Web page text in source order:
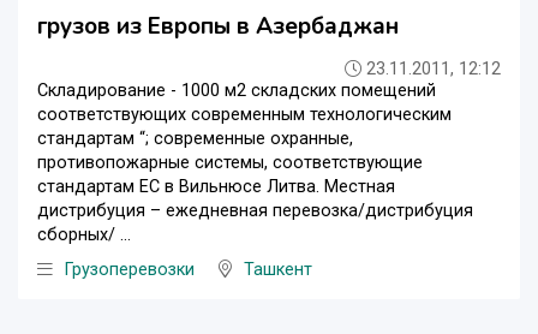
грузов из Европы в Aзербаджан
23.11.2011, 12:12
Складирование - 1000 м2 складских помещений
соответствующих современным технологическим
стандартам “; современные охранные,
противопожарные системы, соответствующие
стандартам ЕС в Вильнюсе Литва. Местная
дистрибуция – ежедневная перевозка/дистрибуция
сборных/ ...
Грузоперевозки
Ташкент